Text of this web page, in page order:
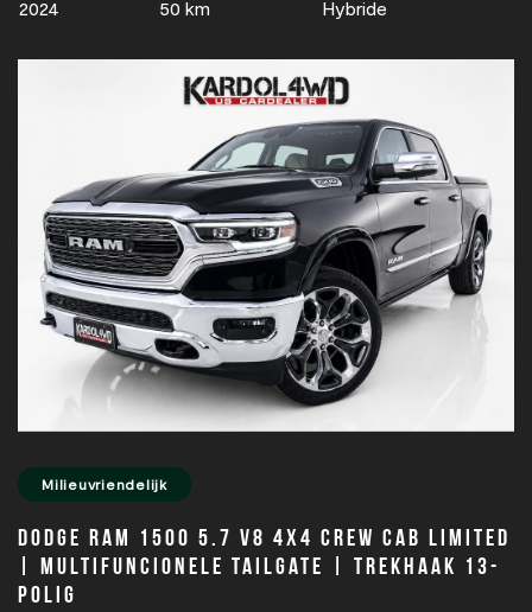
2024 50 km Hybride
Milieuvriendelijk
Dodge Ram 1500 5.7 V8 4x4 Crew Cab Limited
| Multifuncionele tailgate | Trekhaak 13-
polig